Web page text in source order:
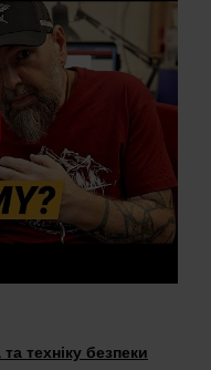
техніку безпеки